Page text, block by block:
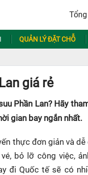
QUẢN LÝ ĐẶT CHỖ
giá rẻ
Phần Lan? Hãy
gian bay ngắn nhất.
thực đơn giản và dễ
bỏ lỡ công việc,
đi Quốc tế sẽ có